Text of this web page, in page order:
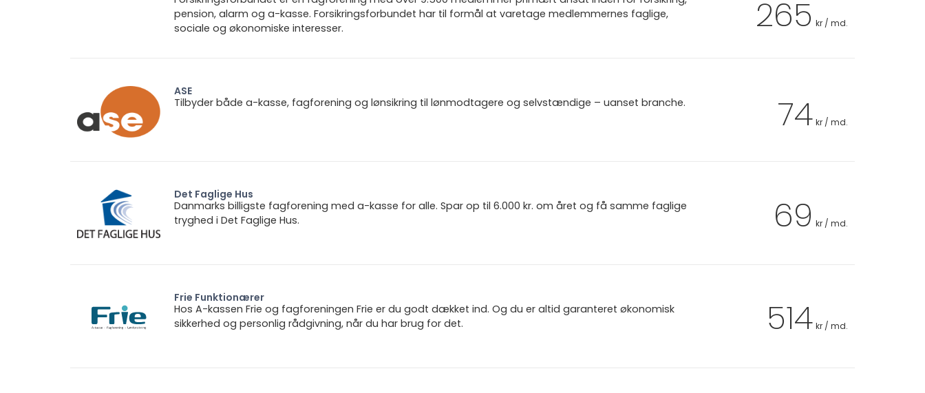
pension, alarm og a-kasse. Forsikringsforbundet har til formål at varetage medlemmernes faglige,
sociale og økonomiske interesser.
265 kr / md.
ASE
Tilbyder både a-kasse, fagforening og lønsikring til lønmodtagere og selvstændige – uanset branche.
74 kr / md.
Det Faglige Hus
Danmarks billigste fagforening med a-kasse for alle. Spar op til 6.000 kr. om året og få samme faglige
tryghed i Det Faglige Hus.
69 kr / md.
Frie Funktionærer
Hos A-kassen Frie og fagforeningen Frie er du godt dækket ind. Og du er altid garanteret økonomisk
sikkerhed og personlig rådgivning, når du har brug for det.
514 kr / md.